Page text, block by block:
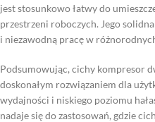
jest stosunkowo łatwy do
przestrzeni roboczych. Jego
i niezawodną pracę w
Podsumowując, cichy kompresor
doskonałym rozwiązaniem dla
wydajności i niskiego poziomu
nadaje się do zastosowań, gdzie